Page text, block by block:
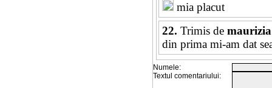
mia placut
22. Trimis de maurizia
din prima mi-am dat
Numele:
Textul comentariului: